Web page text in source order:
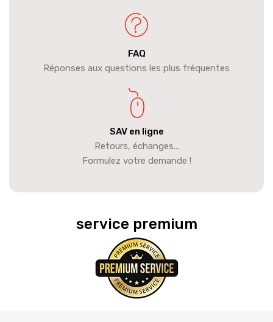
FAQ
Réponses aux questions les plus fréquentes
SAV en ligne
Retours, échanges...
Formulez votre demande !
service premium